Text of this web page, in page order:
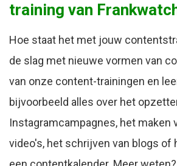
training van
Hoe staat het met jouw
de slag met nieuwe vormen van
van onze content-trainingen en
bijvoorbeeld alles over het
Instagramcampagnes, het maken
video's, het schrijven van blogs of